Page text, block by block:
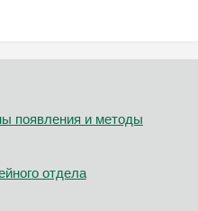
появления и методы
отдела